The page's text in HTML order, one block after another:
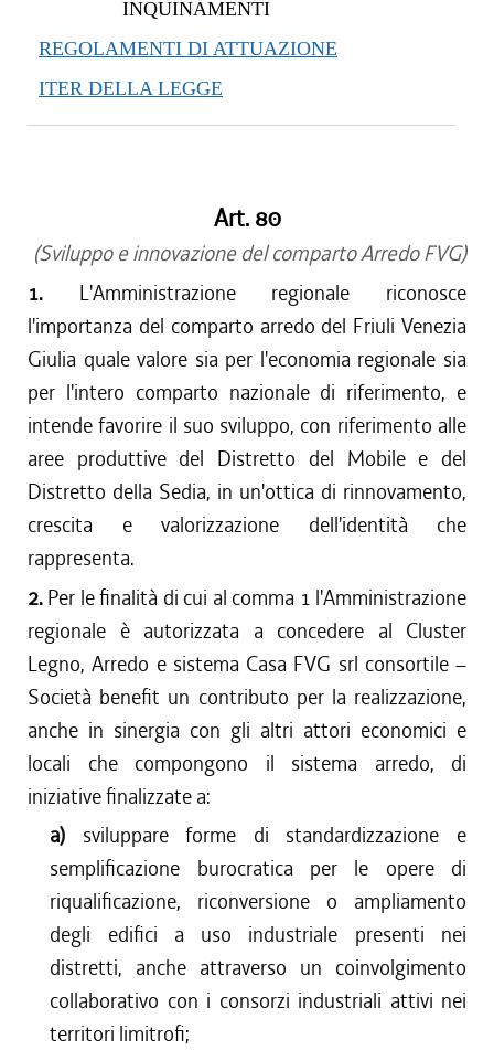
INQUINAMENTI
REGOLAMENTI DI ATTUAZIONE
ITER DELLA LEGGE
Art. 80
(Sviluppo e innovazione del comparto Arredo FVG)
1. L'Amministrazione regionale riconosce
l'importanza del comparto arredo del Friuli Venezia
Giulia quale valore sia per l'economia regionale sia
per l'intero comparto nazionale di riferimento, e
intende favorire il suo sviluppo, con riferimento alle
aree produttive del Distretto del Mobile e del
Distretto della Sedia, in un'ottica di rinnovamento,
crescita e valorizzazione dell'identità che
rappresenta.
2. Per le finalità di cui al comma 1 l'Amministrazione
regionale è autorizzata a concedere al Cluster
Legno, Arredo e sistema Casa FVG srl consortile –
Società benefit un contributo per la realizzazione,
anche in sinergia con gli altri attori economici e
locali che compongono il sistema arredo, di
iniziative finalizzate a:
a) sviluppare forme di standardizzazione e
semplificazione burocratica per le opere di
riqualificazione, riconversione o ampliamento
degli edifici a uso industriale presenti nei
distretti, anche attraverso un coinvolgimento
collaborativo con i consorzi industriali attivi nei
territori limitrofi;